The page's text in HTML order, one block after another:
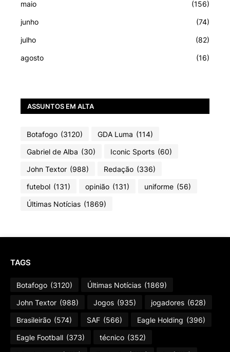
maio (156)
junho (74)
julho (82)
agosto (16)
ASSUNTOS EM ALTA
Botafogo (3120) GDA Luma (114)
Gabriel de Alba (30) Iconic Sports (60)
John Textor (988) Redação (336)
futebol (131) opinião (131) uniforme (56)
Últimas Notícias (1869)
TAGS
Botafogo (3120) Últimas Notícias (1869)
John Textor (988) Jogos (935) jogadores (628)
Brasileirão (574) SAF (566) Eagle Holding (396)
Eagle Football (373) técnico (352)